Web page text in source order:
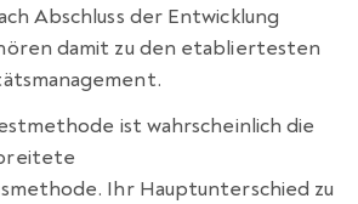
Abschluss der Entwicklung
damit zu den etabliertesten
ist wahrscheinlich die
Ihr Hauptunterschied zu